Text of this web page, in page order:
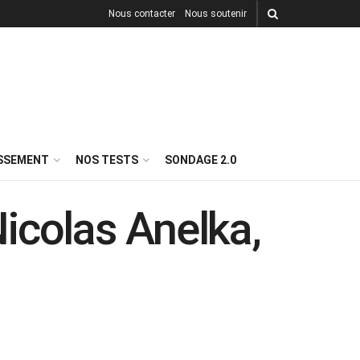
Nous contacter Nous soutenir
NOS TESTS SONDAGE 2.0
Anelka,